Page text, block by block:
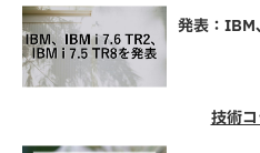
発表：
技術